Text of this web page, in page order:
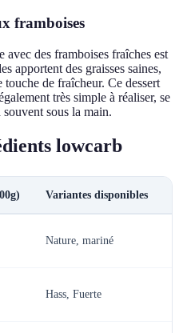
framboises
avec des framboises fraîches est
apportent des graisses saines,
de fraîcheur. Ce dessert
très simple à réaliser, se
sous la main.
lowcarb
Variantes disponibles
Nature, mariné
Hass, Fuerte